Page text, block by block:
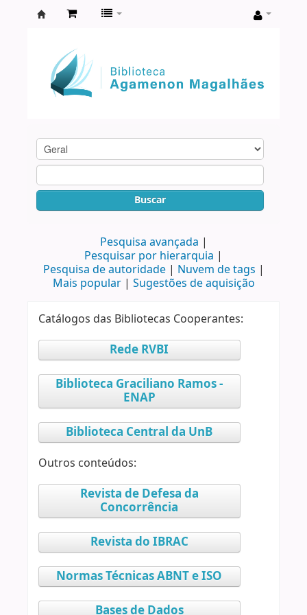
Agamenon
Magalhães
Buscar
Pesquisa avançada
Pesquisar por hierarquia
Pesquisa de autoridade
Nuvem de tags
Mais popular
Sugestões de aquisição
Catálogos das Bibliotecas Cooperantes:
Rede RVBI
Biblioteca Graciliano Ramos -
ENAP
Biblioteca Central da UnB
Outros conteúdos:
Revista de Defesa da
Concorrência
Revista do IBRAC
Normas Técnicas ABNT e ISO
Bases de Dados